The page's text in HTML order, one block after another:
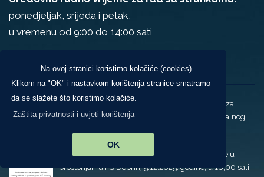
Na ovoj stranici koristimo kolačiće (cookies).
Klikom na "OK" i nastavkom korištenja stranice smatramo
da se slažete što koristimo kolačiće.
Zaštita privatnosti i uvjeti korištenja
OK
ponedjeljak, srijeda i petak,
u vremenu od 9:00 do 14:00 sati
Novosti
Ministarstvo turizma i sporta objavilo je Natječaj za
sufinanciranje sportskih programa poticanja lokalnog
Pozivamo vas na program dočeka Svetog Nikole u
prostorijama PŠ Dobrinj 5.12.2025. godine, u 18,00 sati!